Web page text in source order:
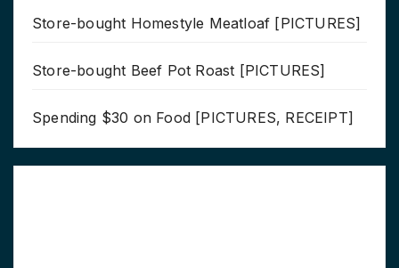
Store-bought Homestyle Meatloaf [PICTURES]
Store-bought Beef Pot Roast [PICTURES]
Spending $30 on Food [PICTURES, RECEIPT]